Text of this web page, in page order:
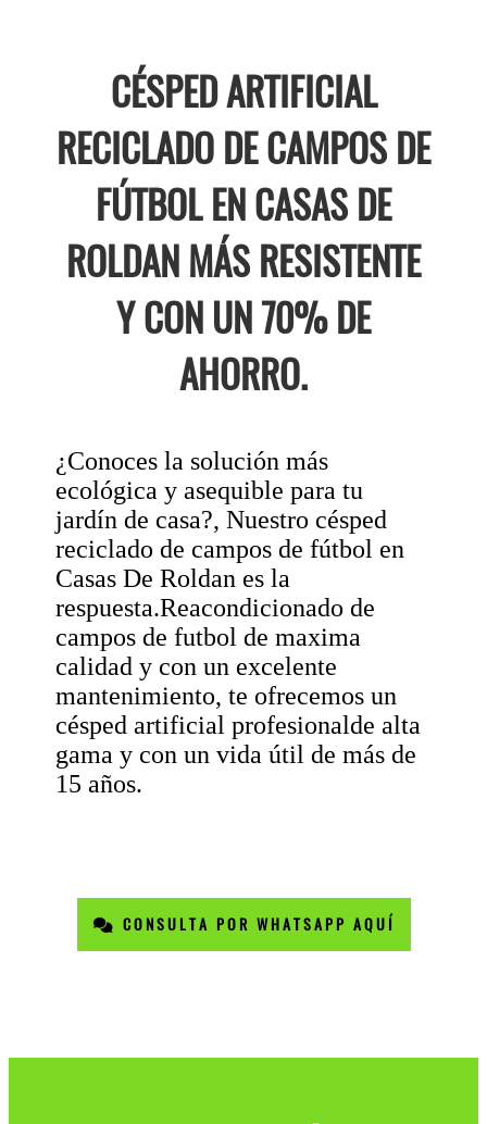
CÉSPED ARTIFICIAL
RECICLADO DE CAMPOS DE
FÚTBOL EN CASAS DE
ROLDAN MÁS RESISTENTE
Y CON UN 70% DE
AHORRO.
¿Conoces la solución más
ecológica y asequible para tu
jardín de casa?, Nuestro césped
reciclado de campos de fútbol en
Casas De Roldan es la
respuesta.Reacondicionado de
campos de futbol de maxima
calidad y con un excelente
mantenimiento, te ofrecemos un
césped artificial profesionalde alta
gama y con un vida útil de más de
15 años.
CONSULTA POR WHATSAPP AQUÍ